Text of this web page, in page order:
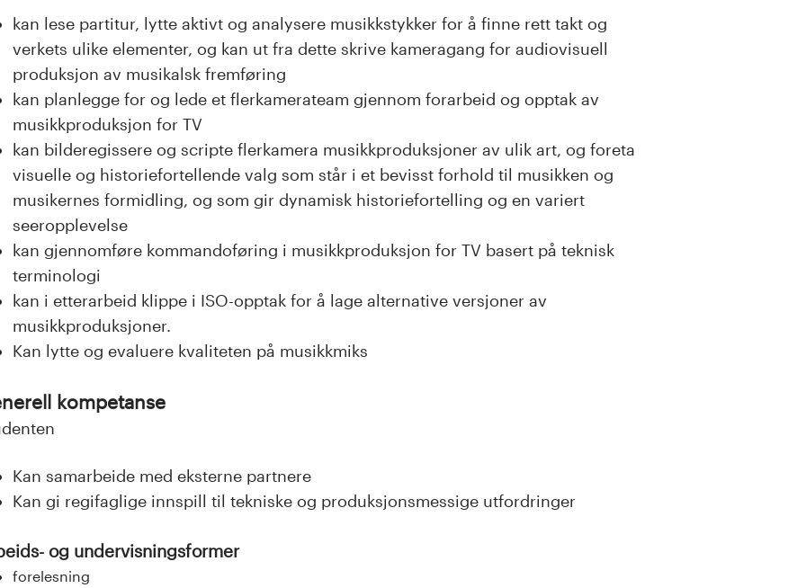
kan lese partitur, lytte aktivt og analysere musikkstykker for å finne rett takt og
verkets ulike elementer, og kan ut fra dette skrive kameragang for audiovisuell
produksjon av musikalsk fremføring
kan planlegge for og lede et flerkamerateam gjennom forarbeid og opptak av
musikkproduksjon for TV
kan bilderegissere og scripte flerkamera musikkproduksjoner av ulik art, og foreta
visuelle og historiefortellende valg som står i et bevisst forhold til musikken og
musikernes formidling, og som gir dynamisk historiefortelling og en variert
seeropplevelse
kan gjennomføre kommandoføring i musikkproduksjon for TV basert på teknisk
terminologi
kan i etterarbeid klippe i ISO-opptak for å lage alternative versjoner av
musikkproduksjoner.
Kan lytte og evaluere kvaliteten på musikkmiks
kompetanse
Kan samarbeide med eksterne partnere
Kan gi regifaglige innspill til tekniske og produksjonsmessige utfordringer
og undervisningsformer
forelesning